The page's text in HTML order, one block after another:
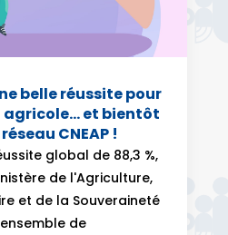
belle réussite pour
agricole… et bientôt
CNEAP !
global de 88,3 %,
de l'Agriculture,
et de la Souveraineté
de